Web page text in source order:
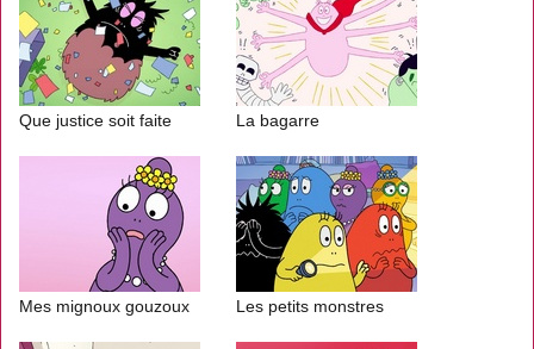
Que justice soit faite La bagarre
Mes mignoux gouzoux Les petits monstres